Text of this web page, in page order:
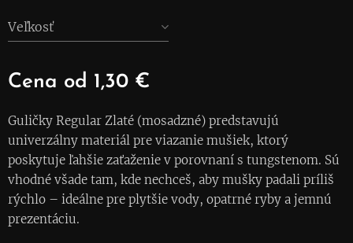
Veľkosť
Cena od 1,30 €
Guličky Regular Zlaté (mosadzné) predstavujú
univerzálny materiál pre viazanie mušiek, ktorý
poskytuje ľahšie zaťaženie v porovnaní s tungstenom. Sú
vhodné všade tam, kde nechceš, aby mušky padali príliš
rýchlo – ideálne pre plytšie vody, opatrné ryby a jemnú
prezentáciu.